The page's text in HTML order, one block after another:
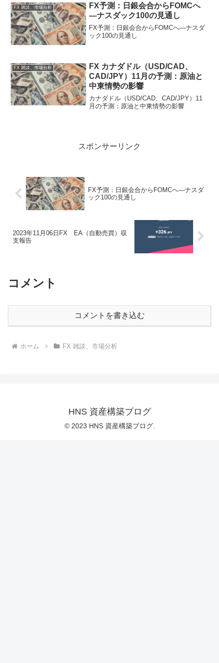
た。プロップファ...
FX 雑談、市場分析
FX予測：日銀会合からFOMCへ
―ナスダック100の見通し
FX予測：日銀会合からFOMCへ―ナスダ
ック100の見通し
FX 雑談、市場分析
FX カナダドル（USD/CAD、
CAD/JPY）11月の予測：原油と
中東情勢の影響
カナダドル（USD/CAD、CAD/JPY）11
月の予測：原油と中東情勢の影響
スポンサーリンク
FX予測：日銀会合からFOMCへ―ナスダ
ック100の見通し
2023年11月06日FX EA（自動売買）収
支報告
コメント
コメントを書き込む
ホーム FX 雑談、市場分析
HNS 資産構築ブログ
© 2023 HNS 資産構築ブログ.